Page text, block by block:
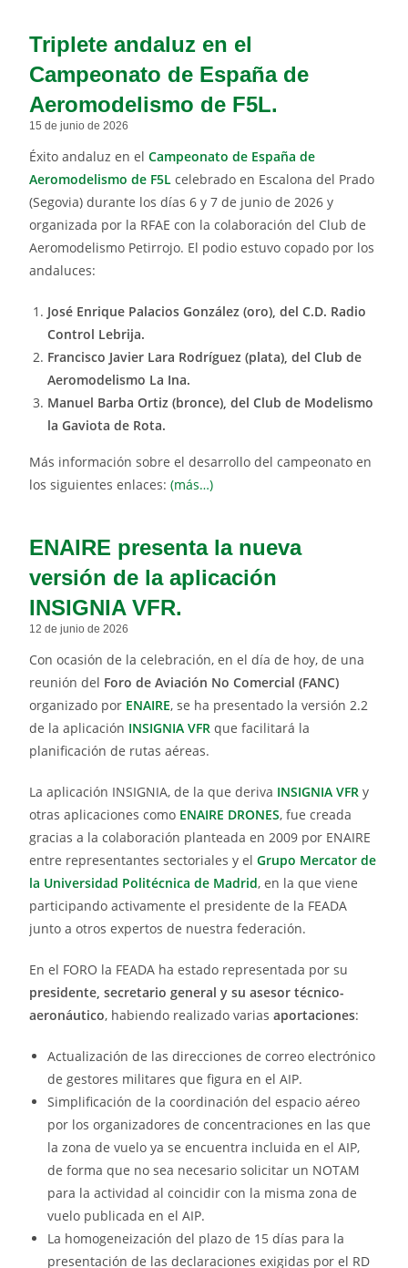
Triplete andaluz en el
Campeonato de España de
Aeromodelismo de F5L.
15 de junio de 2026
Éxito andaluz en elCampeonato de España de
Aeromodelismo de F5L celebrado en Escalona del Prado
(Segovia) durante los días 6 y 7 de junio de 2026 y
organizada por la RFAE con la colaboración del Club de
Aeromodelismo Petirrojo. El podio estuvo copado por los
andaluces:
José Enrique Palacios González (oro), del C.D. Radio
Control Lebrija.
Francisco Javier Lara Rodríguez (plata), del Club de
Aeromodelismo La Ina.
Manuel Barba Ortiz (bronce), del Club de Modelismo
la Gaviota de Rota.
Más información sobre el desarrollo del campeonato en
los siguientes enlaces:(más…)
ENAIRE presenta la nueva
versión de la aplicación
INSIGNIA VFR.
12 de junio de 2026
Con ocasión de la celebración, en el día de hoy, de una
reunión del Foro de Aviación No Comercial (FANC)
organizado por ENAIRE, se ha presentado la versión 2.2
de la aplicación INSIGNIA VFR que facilitará la
planificación de rutas aéreas.
La aplicación INSIGNIA, de la que deriva INSIGNIA VFR y
otras aplicaciones como ENAIRE DRONES, fue creada
gracias a la colaboración planteada en 2009 por ENAIRE
entre representantes sectoriales y elGrupo Mercator de
la Universidad Politécnica de Madrid, en la que viene
participando activamente el presidente de la FEADA
junto a otros expertos de nuestra federación.
En el FORO la FEADA ha estado representada por su
presidente, secretario general y su asesor técnico-
aeronáutico, habiendo realizado variasaportaciones:
Actualización de las direcciones de correo electrónico
de gestores militares que figura en el AIP.
Simplificación de la coordinación del espacio aéreo
por los organizadores de concentraciones en las que
la zona de vuelo ya se encuentra incluida en el AIP,
de forma que no sea necesario solicitar un NOTAM
para la actividad al coincidir con la misma zona de
vuelo publicada en el AIP.
La homogeneización del plazo de 15 días para la
presentación de las declaraciones exigidas por el RD